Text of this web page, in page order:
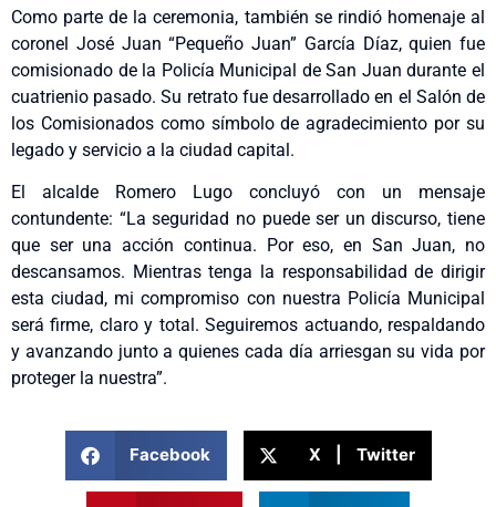
Como parte de la ceremonia, también se rindió homenaje al
coronel José Juan “Pequeño Juan” García Díaz, quien fue
comisionado de la Policía Municipal de San Juan durante el
cuatrienio pasado. Su retrato fue desarrollado en el Salón de
los Comisionados como símbolo de agradecimiento por su
legado y servicio a la ciudad capital.
El alcalde Romero Lugo concluyó con un mensaje
contundente: “La seguridad no puede ser un discurso, tiene
que ser una acción continua. Por eso, en San Juan, no
descansamos. Mientras tenga la responsabilidad de dirigir
esta ciudad, mi compromiso con nuestra Policía Municipal
será firme, claro y total. Seguiremos actuando, respaldando
y avanzando junto a quienes cada día arriesgan su vida por
proteger la nuestra”.
Facebook X | Twitter